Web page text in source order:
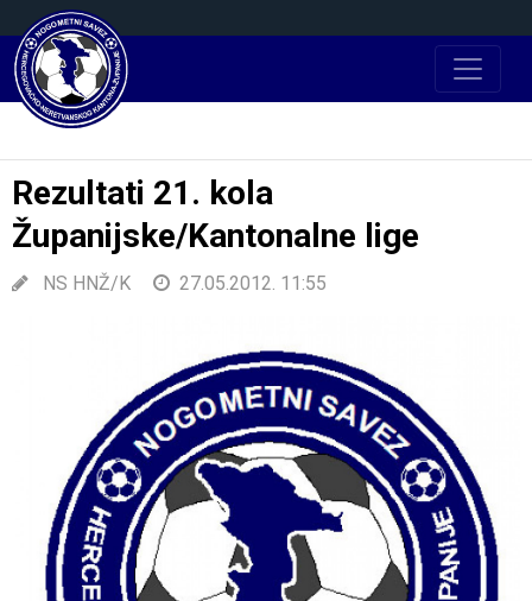
Rezultati 21. kola
Županijske/Kantonalne lige
NS HNŽ/K 27.05.2012. 11:55